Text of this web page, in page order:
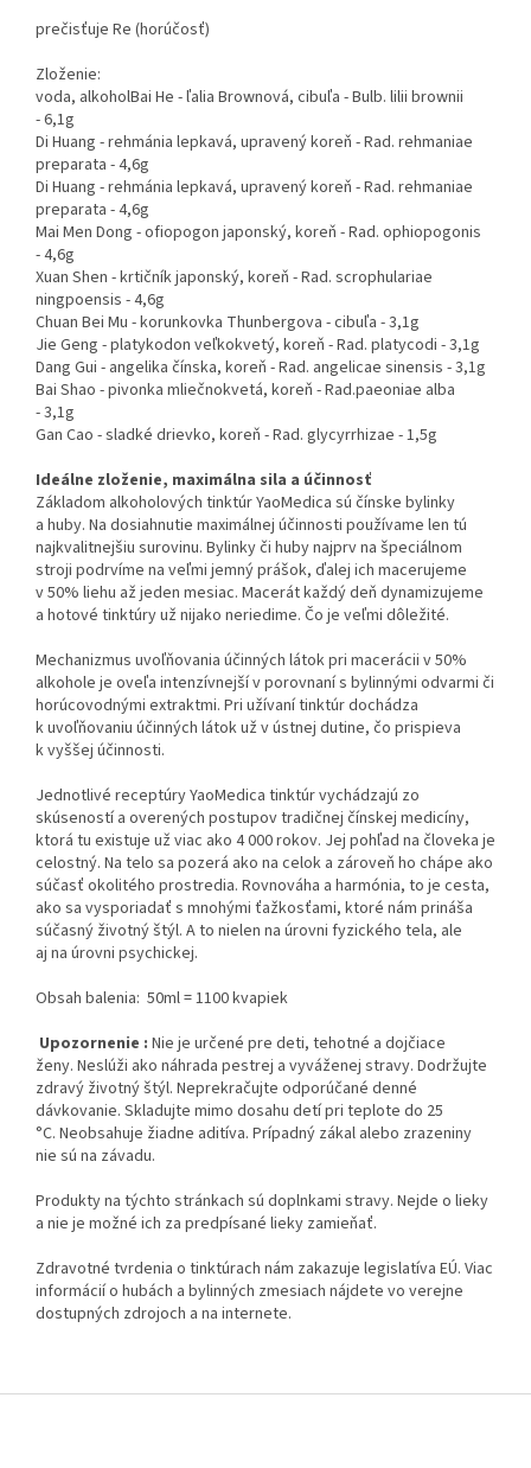
prečisťuje Re (horúčosť)
Zloženie:
voda, alkoholBai He - ľalia Brownová, cibuľa - Bulb. lilii brownii
- 6,1g
Di Huang - rehmánia lepkavá, upravený koreň - Rad. rehmaniae
preparata - 4,6g
Di Huang - rehmánia lepkavá, upravený koreň - Rad. rehmaniae
preparata - 4,6g
Mai Men Dong - ofiopogon japonský, koreň - Rad. ophiopogonis
- 4,6g
Xuan Shen - krtičník japonský, koreň - Rad. scrophulariae
ningpoensis - 4,6g
Chuan Bei Mu - korunkovka Thunbergova - cibuľa - 3,1g
Jie Geng - platykodon veľkokvetý, koreň - Rad. platycodi - 3,1g
Dang Gui - angelika čínska, koreň - Rad. angelicae sinensis - 3,1g
Bai Shao - pivonka mliečnokvetá, koreň - Rad.paeoniae alba
- 3,1g
Gan Cao - sladké drievko, koreň - Rad. glycyrrhizae - 1,5g
Ideálne zloženie, maximálna sila a účinnosť
Základom alkoholových tinktúr YaoMedica sú čínske bylinky
a huby. Na dosiahnutie maximálnej účinnosti používame len tú
najkvalitnejšiu surovinu. Bylinky či huby najprv na špeciálnom
stroji podrvíme na veľmi jemný prášok, ďalej ich macerujeme
v 50% liehu až jeden mesiac. Macerát každý deň dynamizujeme
a hotové tinktúry už nijako neriedime. Čo je veľmi dôležité.
Mechanizmus uvoľňovania účinných látok pri macerácii v 50%
alkohole je oveľa intenzívnejší v porovnaní s bylinnými odvarmi či
horúcovodnými extraktmi. Pri užívaní tinktúr dochádza
k uvoľňovaniu účinných látok už v ústnej dutine, čo prispieva
k vyššej účinnosti.
Jednotlivé receptúry YaoMedica tinktúr vychádzajú zo
skúseností a overených postupov tradičnej čínskej medicíny,
ktorá tu existuje už viac ako 4 000 rokov. Jej pohľad na človeka je
celostný. Na telo sa pozerá ako na celok a zároveň ho chápe ako
súčasť okolitého prostredia. Rovnováha a harmónia, to je cesta,
ako sa vysporiadať s mnohými ťažkosťami, ktoré nám prináša
súčasný životný štýl. A to nielen na úrovni fyzického tela, ale
aj na úrovni psychickej.
Obsah balenia: 50ml = 1100 kvapiek
Upozornenie : Nie je určené pre deti, tehotné a dojčiace
ženy. Neslúži ako náhrada pestrej a vyváženej stravy. Dodržujte
zdravý životný štýl. Neprekračujte odporúčané denné
dávkovanie. Skladujte mimo dosahu detí pri teplote do 25
°C. Neobsahuje žiadne aditíva. Prípadný zákal alebo zrazeniny
nie sú na závadu.
Produkty na týchto stránkach sú doplnkami stravy. Nejde o lieky
a nie je možné ich za predpísané lieky zamieňať.
Zdravotné tvrdenia o tinktúrach nám zakazuje legislatíva EÚ. Viac
informácií o hubách a bylinných zmesiach nájdete vo verejne
dostupných zdrojoch a na internete.